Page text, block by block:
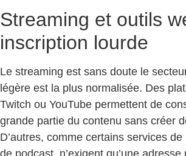
Streaming et outils
inscription lourde
Le streaming est sans doute le
légère est la plus normalisée. Des
Twitch ou YouTube permettent de
grande partie du contenu sans créer
D’autres, comme certains services
de podcast, n’exigent qu’une